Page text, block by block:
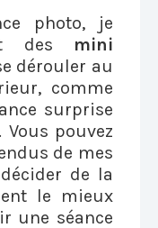
photo, je
des mini
dérouler au
comme
surprise
pouvez
de mes
de la
le mieux
une séance